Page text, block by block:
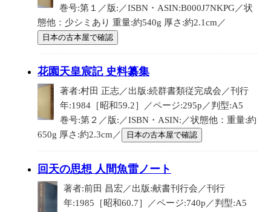
巻号:第１／版:／ISBN・ASIN:B000J7NKPG／状
態他：少シミあり 重量:約540g 厚さ:約2.1cm／
日本の古本屋で確認
花園天皇宸記 史料纂集
著者:村田 正志／出版:続群書類従完成会／刊行
年:1984［昭和59.2］／ページ:295p／判型:A5
巻号:第２／版:／ISBN・ASIN:／状態他：重量:約
650g 厚さ:約2.3cm／
日本の古本屋で確認
回天の思想 人間魚雷ノート
著者:前田 昌宏／出版:献書刊行会／刊行
年:1985［昭和60.7］／ページ:740p／判型:A5